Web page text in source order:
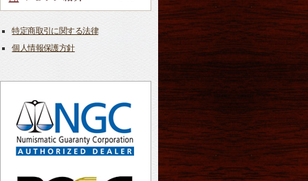
特定商取引に関する法律
個人情報保護方針